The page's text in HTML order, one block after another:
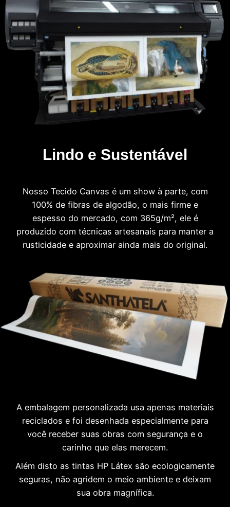
Lindo e Sustentável
Nosso Tecido Canvas é um show à parte, com
100% de fibras de algodão, o mais firme e
espesso do mercado, com 365g/m², ele é
produzido com técnicas artesanais para manter a
rusticidade e aproximar ainda mais do original.
A embalagem personalizada usa apenas materiais
reciclados e foi desenhada especialmente para
você receber suas obras com segurança e o
carinho que elas merecem.
Além disto as tintas HP Látex são ecologicamente
seguras, não agridem o meio ambiente e deixam
sua obra magnífica.